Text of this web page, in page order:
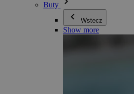
Buty
Wstecz
Show more